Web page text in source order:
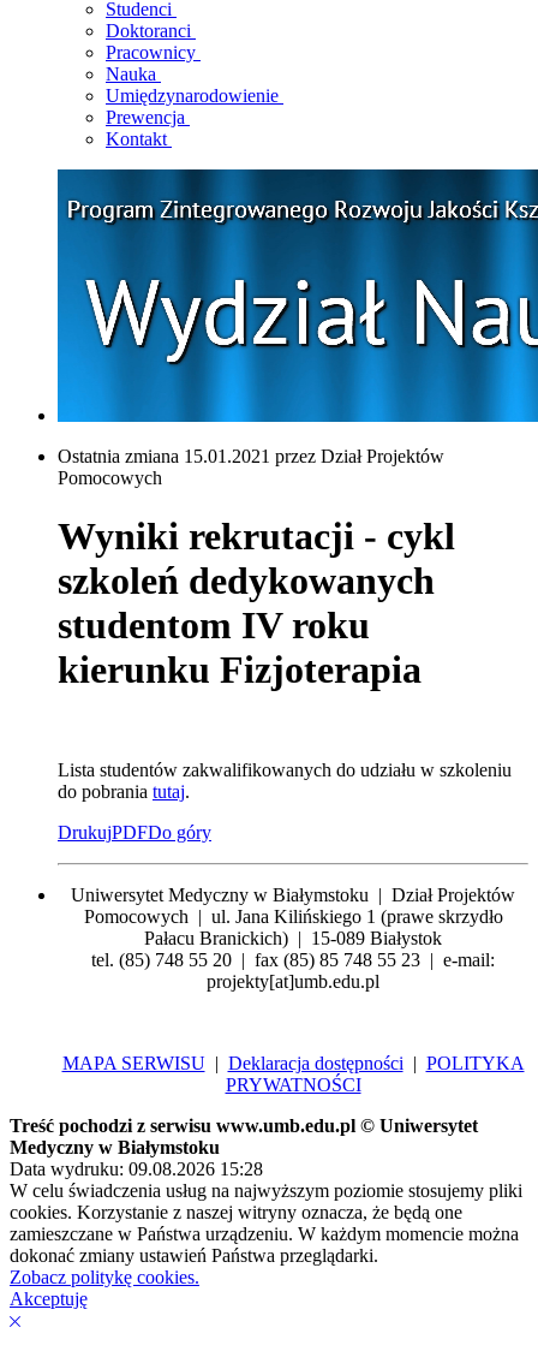
Studenci
Doktoranci
Pracownicy
Nauka
Umiędzynarodowienie
Prewencja
Kontakt
Ostatnia zmiana 15.01.2021 przez Dział Projektów
Pomocowych
Wyniki rekrutacji - cykl
szkoleń dedykowanych
studentom IV roku
kierunku Fizjoterapia
Lista studentów zakwalifikowanych do udziału w szkoleniu
do pobrania tutaj.
DrukujPDFDo góry
Uniwersytet Medyczny w Białymstoku | Dział Projektów
Pomocowych | ul. Jana Kilińskiego 1 (prawe skrzydło
Pałacu Branickich) | 15-089 Białystok
tel. (85) 748 55 20 | fax (85) 85 748 55 23 | e-mail:
projekty[at]umb.edu.pl
MAPA SERWISU| Deklaracja dostępności | POLITYKA
PRYWATNOŚCI
Treść pochodzi z serwisu www.umb.edu.pl © Uniwersytet
Medyczny w Białymstoku
Data wydruku: 09.08.2026 15:28
W celu świadczenia usług na najwyższym poziomie stosujemy pliki
cookies. Korzystanie z naszej witryny oznacza, że będą one
zamieszczane w Państwa urządzeniu. W każdym momencie można
dokonać zmiany ustawień Państwa przeglądarki.
Zobacz politykę cookies.
Akceptuję